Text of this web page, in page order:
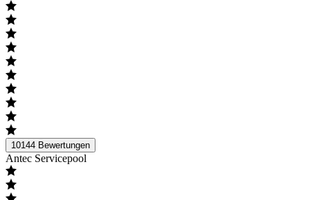
10144 Bewertungen
Antec Servicepool